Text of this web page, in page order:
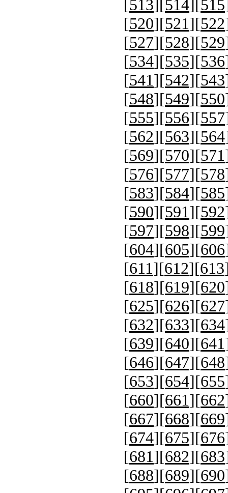
513 514 515
[520][521][522
[527][528][529
[534][535][536
[541][542][543
[548][549][550
[555][556][557
[562][563][564
[569][570][571
[576][577][578
[583][584][585
[590][591][592
[597][598][599
[604][605][606
[611][612][613
[618][619][620
[625][626][627
[632][633][634
[639][640][641
[646][647][648
[653][654][655
[660][661][662
[667][668][669
[674][675][676
[681][682][683
[688][689][690